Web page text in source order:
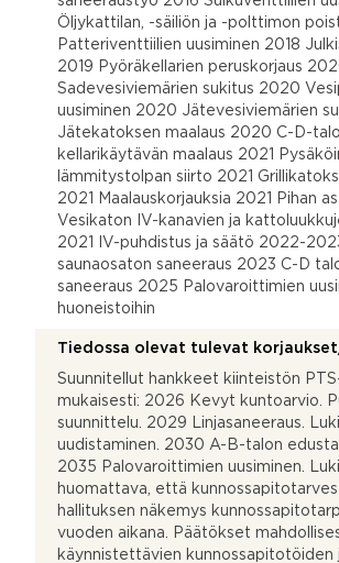
Öljykattilan, -säiliön ja -polttimon
Patteriventtiilien uusiminen 2018
2019 Pyöräkellarien peruskorjaus
Sadevesiviemärien sukitus 2020
uusiminen 2020 Jätevesiviemärien
Jätekatoksen maalaus 2020 C-D-
kellarikäytävän maalaus 2021
lämmitystolpan siirto 2021
2021 Maalauskorjauksia 2021 Pihan
Vesikaton IV-kanavien ja
2021 IV-puhdistus ja säätö 2022-
saunaosaton saneeraus 2023 C-D
saneeraus 2025 Palovaroittimien
huoneistoihin
Tiedossa olevat tulevat
Suunnitellut hankkeet kiinteistön
mukaisesti: 2026 Kevyt kuntoarvio.
suunnittelu. 2029 Linjasaneeraus.
uudistaminen. 2030 A-B-talon
2035 Palovaroittimien uusiminen.
huomattava, että
hallituksen näkemys
vuoden aikana. Päätökset
käynnistettävien kunnossapitotöiden